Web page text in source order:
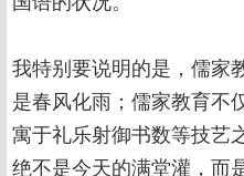
我特别要说明的是，儒家
是春风化雨；儒家教育不
寓于礼乐射御书数等技艺
绝不是今天的满堂灌，而